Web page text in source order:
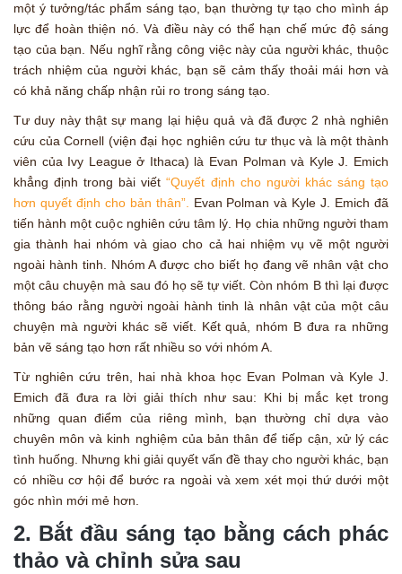
một ý tưởng/tác phẩm sáng tạo, bạn thường tự tạo cho mình áp
lực để hoàn thiện nó. Và điều này có thể hạn chế mức độ sáng
tạo của bạn. Nếu nghĩ rằng công việc này của người khác, thuộc
trách nhiệm của người khác, bạn sẽ cảm thấy thoải mái hơn và
có khả năng chấp nhận rủi ro trong sáng tạo.
Tư duy này thật sự mang lại hiệu quả và đã được 2 nhà nghiên
cứu của Cornell (viện đại học nghiên cứu tư thục và là một thành
viên của Ivy League ở Ithaca) là Evan Polman và Kyle J. Emich
khẳng định trong bài viết“Quyết định cho người khác sáng tạo
hơn quyết định cho bản thân”.
Evan Polman và Kyle J. Emich đã
tiến hành một cuộc nghiên cứu tâm lý. Họ chia những người tham
gia thành hai nhóm và giao cho cả hai nhiệm vụ vẽ một người
ngoài hành tinh. Nhóm A được cho biết họ đang vẽ nhân vật cho
một câu chuyện mà sau đó họ sẽ tự viết. Còn nhóm B thì lại được
thông báo rằng người ngoài hành tinh là nhân vật của một câu
chuyện mà người khác sẽ viết. Kết quả, nhóm B đưa ra những
bản vẽ sáng tạo hơn rất nhiều so với nhóm A.
Từ nghiên cứu trên, hai nhà khoa học Evan Polman và Kyle J.
Emich đã đưa ra lời giải thích như sau: Khi bị mắc kẹt trong
những quan điểm của riêng mình, bạn thường chỉ dựa vào
chuyên môn và kinh nghiệm của bản thân để tiếp cận, xử lý các
tình huống. Nhưng khi giải quyết vấn đề thay cho người khác, bạn
có nhiều cơ hội để bước ra ngoài và xem xét mọi thứ dưới một
góc nhìn mới mẻ hơn.
2. Bắt đầu sáng tạo bằng cách phác
thảo và chỉnh sửa sau